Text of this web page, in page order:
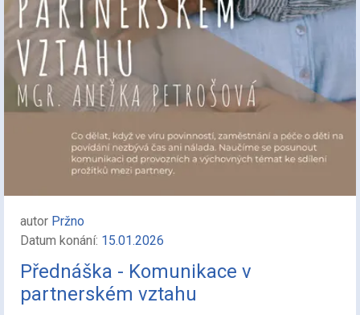
autor Pržno
Datum konání: 15.01.2026
Přednáška - Komunikace v
partnerském vztahu